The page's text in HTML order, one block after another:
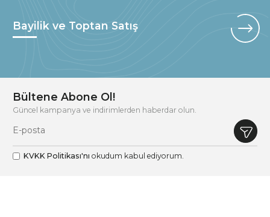
Bayilik ve Toptan Satış
Bültene Abone Ol!
Güncel kampanya ve indirimlerden haberdar olun.
KVKK Politikası'nı okudum kabul ediyorum.